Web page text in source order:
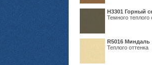
Н3301 Горный
Темного теплого
R5016 Миндаль
Теплого оттенка